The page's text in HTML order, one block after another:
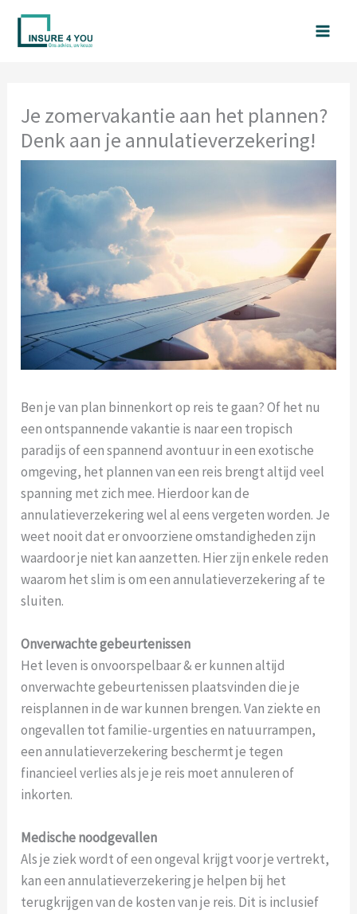
Je zomervakantie aan het plannen?
Denk aan je annulatieverzekering!
Ben je van plan binnenkort op reis te gaan? Of het nu
een ontspannende vakantie is naar een tropisch
paradijs of een spannend avontuur in een exotische
omgeving, het plannen van een reis brengt altijd veel
spanning met zich mee. Hierdoor kan de
annulatieverzekering wel al eens vergeten worden. Je
weet nooit dat er onvoorziene omstandigheden zijn
waardoor je niet kan aanzetten. Hier zijn enkele reden
waarom het slim is om een annulatieverzekering af te
sluiten.
Onverwachte gebeurtenissen
Het leven is onvoorspelbaar & er kunnen altijd
onverwachte gebeurtenissen plaatsvinden die je
reisplannen in de war kunnen brengen. Van ziekte en
ongevallen tot familie-urgenties en natuurrampen,
een annulatieverzekering beschermt je tegen
financieel verlies als je je reis moet annuleren of
inkorten.
Medische noodgevallen
Als je ziek wordt of een ongeval krijgt voor je vertrekt,
kan een annulatieverzekering je helpen bij het
terugkrijgen van de kosten van je reis. Dit is inclusief